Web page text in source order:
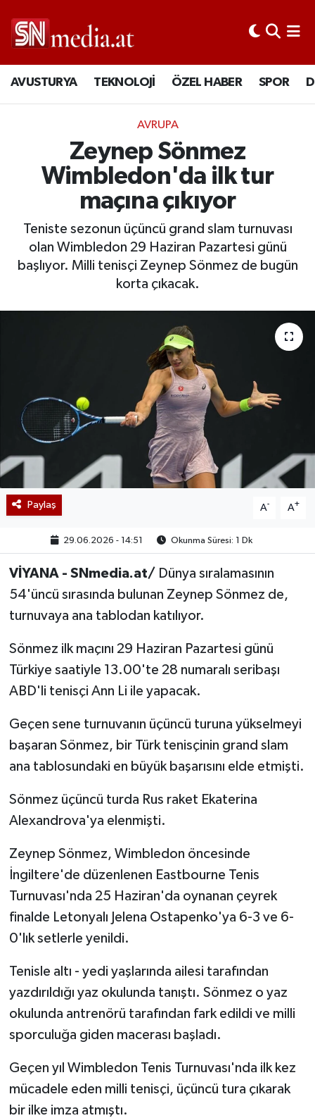
AVUSTURYA TEKNOLOJİ ÖZEL HABER SPOR
AVRUPA
Zeynep Sönmez
Wimbledon'da ilk tur
maçına çıkıyor
Teniste sezonun üçüncü grand slam turnuvası
olan Wimbledon 29 Haziran Pazartesi günü
başlıyor. Milli tenisçi Zeynep Sönmez de bugün
korta çıkacak.
Paylaş A- A+
29.06.2026 - 14:51 Okunma Süresi: 1 Dk
VİYANA - SNmedia.at/ Dünya sıralamasının
54'üncü sırasında bulunan Zeynep Sönmez de,
turnuvaya ana tablodan katılıyor.
Sönmez ilk maçını 29 Haziran Pazartesi günü
Türkiye saatiyle 13.00'te 28 numaralı seribaşı
ABD'li tenisçi Ann Li ile yapacak.
Geçen sene turnuvanın üçüncü turuna yükselmeyi
başaran Sönmez, bir Türk tenisçinin grand slam
ana tablosundaki en büyük başarısını elde etmişti.
Sönmez üçüncü turda Rus raket Ekaterina
Alexandrova'ya elenmişti.
Zeynep Sönmez, Wimbledon öncesinde
İngiltere'de düzenlenen Eastbourne Tenis
Turnuvası'nda 25 Haziran'da oynanan çeyrek
finalde Letonyalı Jelena Ostapenko'ya 6-3 ve 6-
0'lık setlerle yenildi.
Tenisle altı - yedi yaşlarında ailesi tarafından
yazdırıldığı yaz okulunda tanıştı. Sönmez o yaz
okulunda antrenörü tarafından fark edildi ve milli
sporculuğa giden macerası başladı.
Geçen yıl Wimbledon Tenis Turnuvası'nda ilk kez
mücadele eden milli tenisçi, üçüncü tura çıkarak
bir ilke imza atmıştı.